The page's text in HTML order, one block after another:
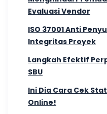
Evaluasi Vendor
ISO 37001 Anti
Integritas Proyek
Langkah Efektif
SBU
Ini Dia Cara Cek
Online!